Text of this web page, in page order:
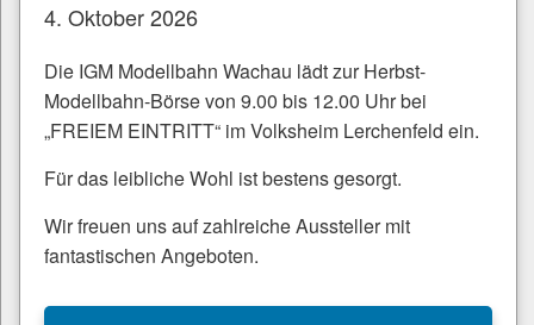
4. Oktober 2026
Die IGM Modellbahn Wachau lädt zur Herbst-
Modellbahn-Börse von 9.00 bis 12.00 Uhr bei
„FREIEM EINTRITT“ im Volksheim Lerchenfeld ein.
Für das leibliche Wohl ist bestens gesorgt.
Wir freuen uns auf zahlreiche Aussteller mit
fantastischen Angeboten.